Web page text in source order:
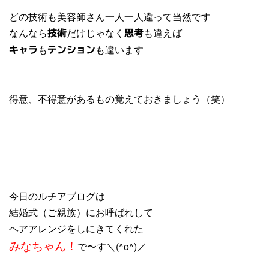
どの技術も美容師さん一人一人違って当然です
なんなら技術だけじゃなく 思考も違えば
キャラ もテンション も違います
得意、不得意があるもの覚えておきましょう（笑）
今日のルチアブログは
結婚式（ご親族）にお呼ばれして
ヘアアレンジをしにきてくれた
みなちゃん！ で〜す＼(^o^)／